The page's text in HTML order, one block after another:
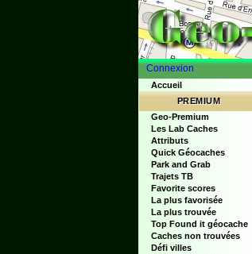
Connexion
Accueil
PREMIUM
Geo-Premium
Les Lab Caches
Attributs
Quick Géocaches
Park and Grab
Trajets TB
Favorite scores
La plus favorisée
La plus trouvée
Top Found it géocache
Caches non trouvées
Défi villes